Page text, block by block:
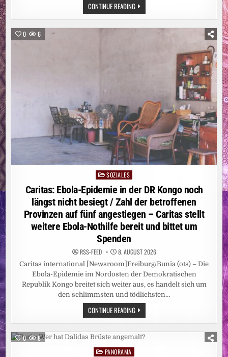
CONTINUE READINGUMWELTKATASTROPHE:
DROHENDE
ÖLKATASTROPHE
VOR
0 6
Posted
in
SOZIALES
Caritas: Ebola-Epidemie in der DR Kongo noch
längst nicht besiegt / Zahl der betroffenen
Provinzen auf fünf angestiegen – Caritas stellt
weitere Ebola-Nothilfe bereit und bittet um
Spenden
RSS-FEED 8. AUGUST 2026
Caritas international [Newsroom]Freiburg/Bunia (ots) – Die
Ebola-Epidemie im Nordosten der Demokratischen
Republik Kongo breitet sich weiter aus, es handelt sich um
den schlimmsten und tödlichsten…
CONTINUE READINGCARITAS:
EBOLA-
EPIDEMIE
IN
DER
0 8
PostedPANORAMA